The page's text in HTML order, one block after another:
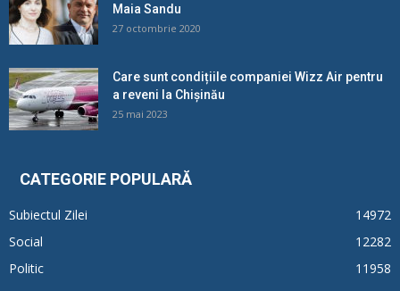
Maia Sandu
27 octombrie 2020
Care sunt condițiile companiei Wizz Air pentru
a reveni la Chișinău
25 mai 2023
CATEGORIE POPULARĂ
Subiectul Zilei
14972
Social
12282
Politic
11958